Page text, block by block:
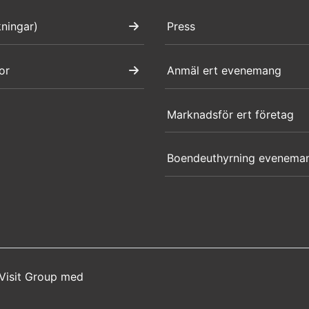
Press
Anmäl ert evenemang
Marknadsför ert företag
Boendeuthyrning
Group med